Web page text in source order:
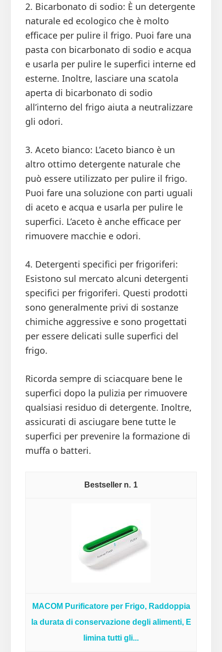
2. Bicarbonato di sodio: È un detergente
naturale ed ecologico che è molto
efficace per pulire il frigo. Puoi fare una
pasta con bicarbonato di sodio e acqua
e usarla per pulire le superfici interne ed
esterne. Inoltre, lasciare una scatola
aperta di bicarbonato di sodio
all’interno del frigo aiuta a neutralizzare
gli odori.
3. Aceto bianco: L’aceto bianco è un
altro ottimo detergente naturale che
può essere utilizzato per pulire il frigo.
Puoi fare una soluzione con parti uguali
di aceto e acqua e usarla per pulire le
superfici. L’aceto è anche efficace per
rimuovere macchie e odori.
4. Detergenti specifici per frigoriferi:
Esistono sul mercato alcuni detergenti
specifici per frigoriferi. Questi prodotti
sono generalmente privi di sostanze
chimiche aggressive e sono progettati
per essere delicati sulle superfici del
frigo.
Ricorda sempre di sciacquare bene le
superfici dopo la pulizia per rimuovere
qualsiasi residuo di detergente. Inoltre,
assicurati di asciugare bene tutte le
superfici per prevenire la formazione di
muffa o batteri.
1
MACOM Purificatore per Frigo, Raddoppia
la durata di conservazione degli alimenti, E
limina tutti gli...